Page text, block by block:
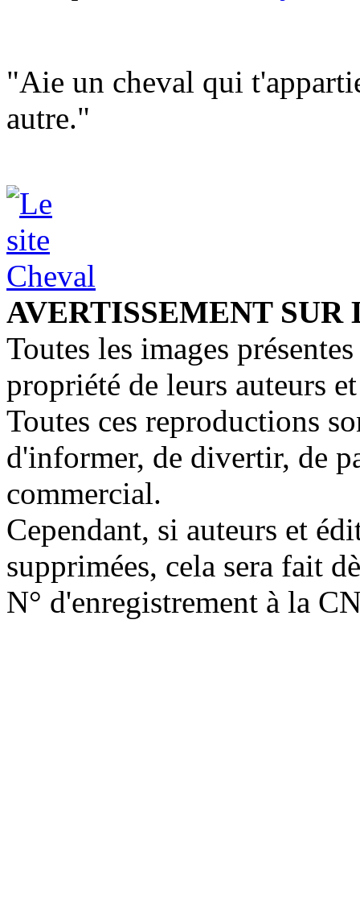
"Aie un cheval qui
autre."
AVERTISSEMENT
Toutes les images
propriété de leurs auteurs
Toutes ces reproductions
d'informer, de divertir, de
commercial.
Cependant, si auteurs et
supprimées, cela sera fait
N° d'enregistrement à la